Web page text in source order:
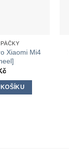
Xiaomi Mi4